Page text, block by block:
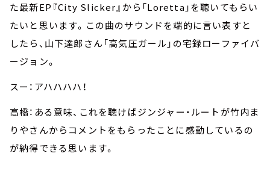
た最新EP『City Slicker』から「Loretta」を聴いてもらい
たいと思います。この曲のサウンドを端的に言い表すと
したら、山下達郎さん「高気圧ガール」の宅録ローファイバ
ージョン。
スー：アハハハハ！
高橋：ある意味、これを聴けばジンジャー・ルートが竹内ま
りやさんからコメントをもらったことに感動しているの
が納得できる思います。